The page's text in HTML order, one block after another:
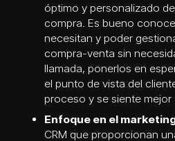
óptimo y personalizado
compra. Es bueno
necesitan y poder
compra-venta sin
llamada, ponerlos en
el punto de vista del
proceso y se siente mejor
Enfoque en el
CRM que proporcionan